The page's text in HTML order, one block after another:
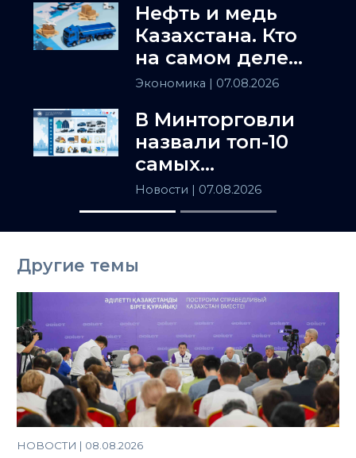
Нефть и медь
Казахстана. Кто
на самом деле
держит
Азию
Экономика | 07.08.2026
В Минторговли
назвали топ-10
самых
популярных
товаров в
Казахстане
Новости | 07.08.2026
Другие темы
НОВОСТИ | 08.08.2026